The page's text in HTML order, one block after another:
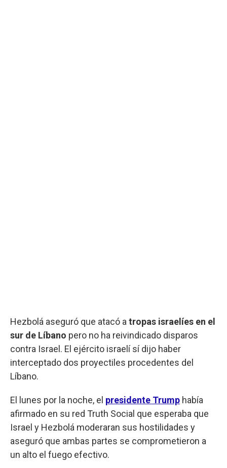
Hezbolá aseguró que atacó a tropas israelíes en el
sur de Líbano pero no ha reivindicado disparos
contra Israel. El ejército israelí sí dijo haber
interceptado dos proyectiles procedentes del
Líbano.
El lunes por la noche, el presidente Trump había
afirmado en su red Truth Social que esperaba que
Israel y Hezbolá moderaran sus hostilidades y
aseguró que ambas partes se comprometieron a
un alto el fuego efectivo.